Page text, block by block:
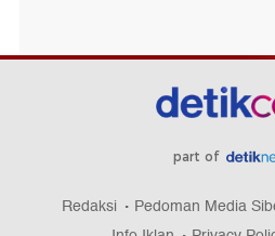
part of
Redaksi Pedoman Media